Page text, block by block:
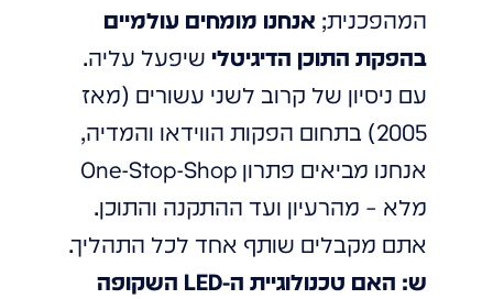
המהפכנית; אנחנו מומחים עולמיים
בהפקת התוכן הדיגיטלי שיפעל עליה.
עם ניסיון של קרוב לשני עשורים (מאז
2005) בתחום הפקות הווידאו והמדיה,
אנחנו מביאים פתרון One-Stop-Shop
מלא – מהרעיון ועד ההתקנה והתוכן.
אתם מקבלים שותף אחד לכל התהליך.
ש: האם טכנולוגיית ה-LED השקופה